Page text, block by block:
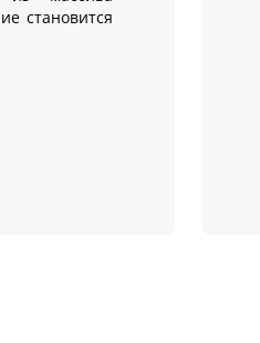
становится